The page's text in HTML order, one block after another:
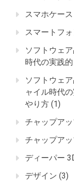
スマホケース
スマートフ
ソフトウェ
時代の実践
ソフトウェ
ャイル時代
やり方 (1)
チャップア
チャップア
ディーパー
デザイン (3)